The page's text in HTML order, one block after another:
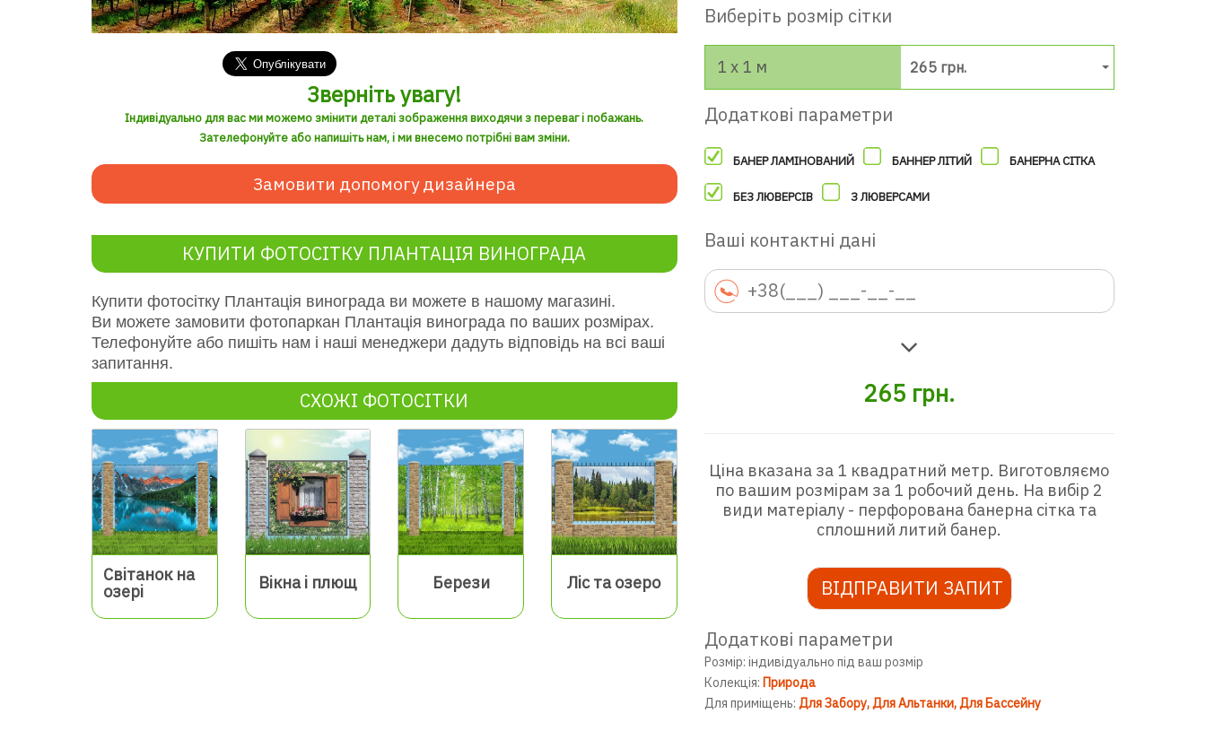
Зверніть увагу!
Індивідуально для вас ми можемо змінити деталі зображення виходячи з переваг і побажань.
Зателефонуйте або напишіть нам, і ми внесемо потрібні вам зміни.
Замовити допомогу дизайнера
КУПИТИ ФОТОСІТКУ ПЛАНТАЦІЯ ВИНОГРАДА
Купити фотосітку Плантація винограда ви можете в нашому магазині.
Ви можете замовити фотопаркан Плантація винограда по ваших розмірах.
Телефонуйте або пишіть нам і наші менеджери дадуть відповідь на всі ваші
запитання.
СХОЖІ ФОТОСІТКИ
Світанок на
озері
Вікна і плющ Берези Ліс та озеро
Виберіть розмір сітки
1 х 1 м 265 грн.
Додаткові параметри
БАНЕР ЛАМІНОВАНИЙ БАННЕР ЛІТИЙ БАНЕРНА СІТКА
БЕЗ ЛЮВЕРСІВ З ЛЮВЕРСАМИ
Ваші контактні дані
265 грн.
Ціна вказана за 1 квадратний метр. Виготовляємо
по вашим розмірам за 1 робочий день. На вибір 2
види матеріалу - перфорована банерна сітка та
сплошний литий банер.
ВІДПРАВИТИ ЗАПИТ
Додаткові параметри
Розмір: індивідуально під ваш розмір
Колекція: Природа
Для приміщень: Для Забору Для Альтанки Для Бассейну